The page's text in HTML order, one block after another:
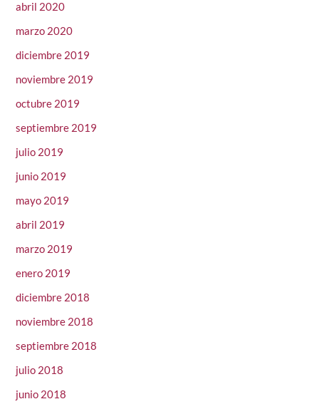
abril 2020
marzo 2020
diciembre 2019
noviembre 2019
octubre 2019
septiembre 2019
julio 2019
junio 2019
mayo 2019
abril 2019
marzo 2019
enero 2019
diciembre 2018
noviembre 2018
septiembre 2018
julio 2018
junio 2018